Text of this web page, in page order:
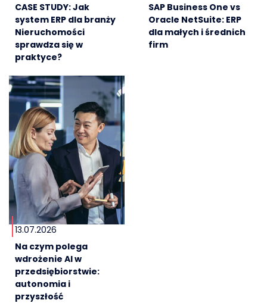
CASE STUDY: Jak
system ERP dla branży
Nieruchomości
sprawdza się w
praktyce?
SAP Business One vs
Oracle NetSuite: ERP
dla małych i średnich
firm
13.07.2026
Na czym polega
wdrożenie AI w
przedsiębiorstwie:
autonomia i
przyszłość